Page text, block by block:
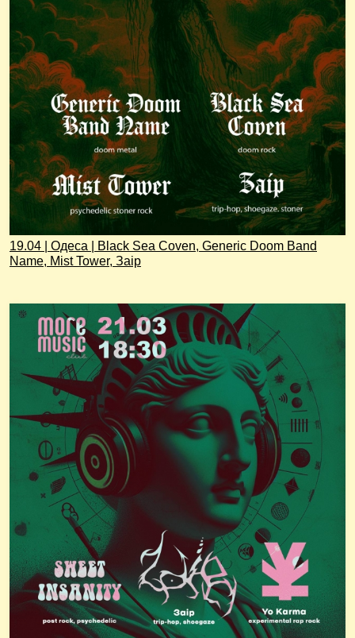
19.04 | Одеса | Black Sea Coven, Generic Doom Band
Name, Mist Tower, Заір